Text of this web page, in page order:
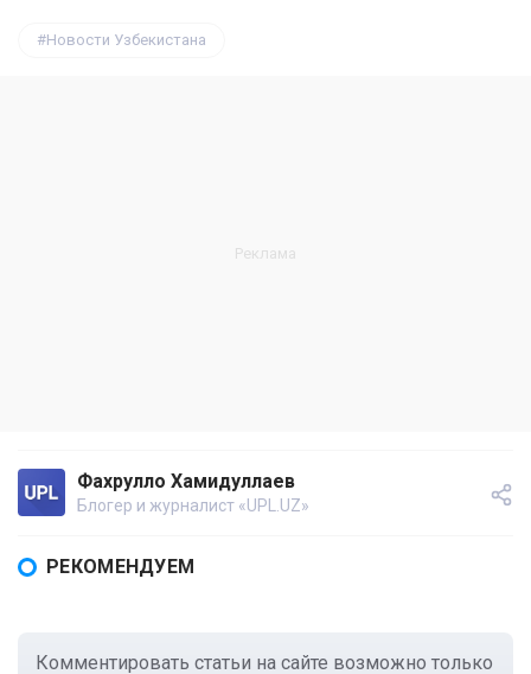
Новости Узбекистана
Фахрулло Хамидуллаев
Блогер и журналист «UPL.UZ»
РЕКОМЕНДУЕМ
Комментировать статьи на сайте возможно только